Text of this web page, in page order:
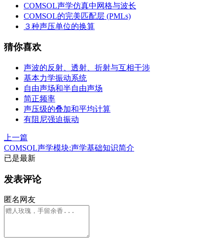
COMSOL声学仿真中网格与波长
COMSOL的完美匹配层 (PMLs)
３种声压单位的换算
猜你喜欢
声波的反射、透射、折射与互相干涉
基本力学振动系统
自由声场和半自由声场
简正频率
声压级的叠加和平均计算
有阻尼强迫振动
上一篇
COMSOL声学模块:声学基础知识简介
已是最新
发表评论
匿名网友